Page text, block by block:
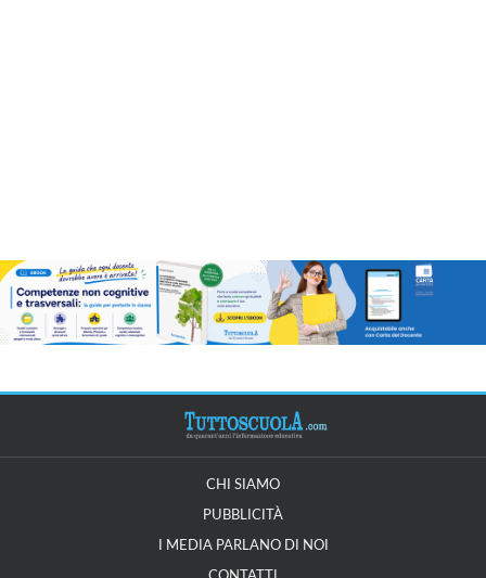
CHI SIAMO
PUBBLICITÀ
I MEDIA PARLANO DI NOI